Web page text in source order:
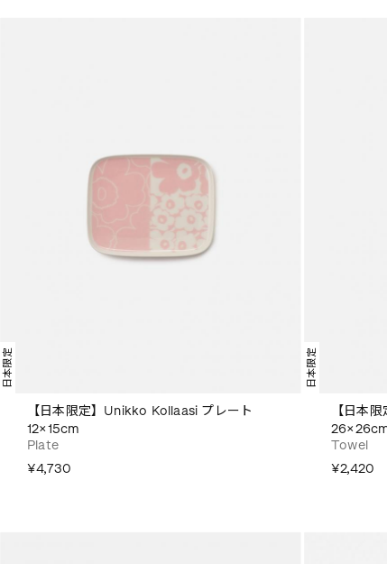
日本限定
【日本限定】Unikko Kollaasi プレート
12×15cm
Plate
¥4,730
日本限定
【日本
Towel
¥2,420